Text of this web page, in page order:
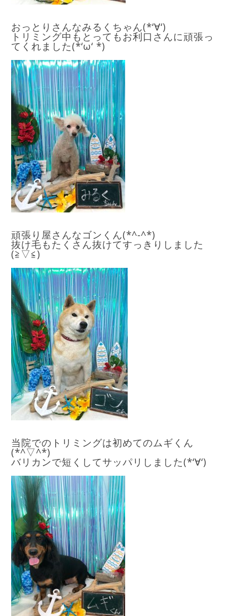
おっとりさんなみるくちゃん(*‘∀‘)
トリミング中もとってもお利口さんに頑張っ
てくれました(*‘ω‘ *)
頑張り屋さんなゴンくん(*^-^*)
抜け毛もたくさん抜けてすっきりしました
(≧▽≦)
当院でのトリミングは初めてのムギくん
(*^▽^*)
バリカンで短くしてサッパリしました(*‘∀‘)